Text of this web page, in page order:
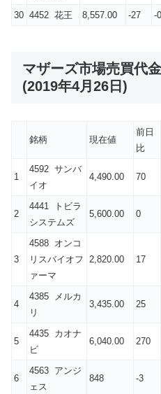
30 4452 花王 8,557.00 -27 -
マザーズ市場売買代
(2019年4月26日)
銘柄 現在値
前日
比
1
4592 サンバ
イオ
4,490.00 70
2
4441 トビラ
システムズ
5,600.00 0
3
4588 オンコ
リスバイオフ
ァーマ
2,820.00 17
4
4385 メルカ
リ
3,435.00 25
5
4435 カオナ
ビ
6,040.00 270
6
4563 アンジ
ェス
848 -3